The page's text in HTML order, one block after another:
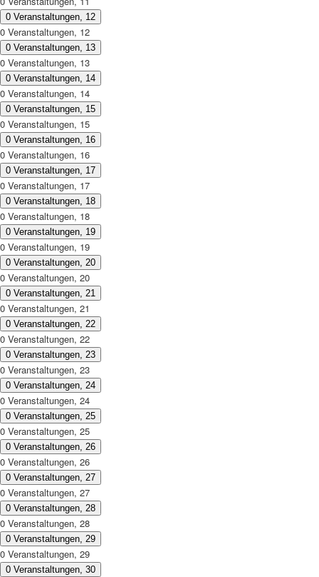
0 Veranstaltungen, 12
0 Veranstaltungen, 12
0 Veranstaltungen, 13
0 Veranstaltungen, 13
0 Veranstaltungen, 14
0 Veranstaltungen, 14
0 Veranstaltungen, 15
0 Veranstaltungen, 15
0 Veranstaltungen, 16
0 Veranstaltungen, 16
0 Veranstaltungen, 17
0 Veranstaltungen, 17
0 Veranstaltungen, 18
0 Veranstaltungen, 18
0 Veranstaltungen, 19
0 Veranstaltungen, 19
0 Veranstaltungen, 20
0 Veranstaltungen, 20
0 Veranstaltungen, 21
0 Veranstaltungen, 21
0 Veranstaltungen, 22
0 Veranstaltungen, 22
0 Veranstaltungen, 23
0 Veranstaltungen, 23
0 Veranstaltungen, 24
0 Veranstaltungen, 24
0 Veranstaltungen, 25
0 Veranstaltungen, 25
0 Veranstaltungen, 26
0 Veranstaltungen, 26
0 Veranstaltungen, 27
0 Veranstaltungen, 27
0 Veranstaltungen, 28
0 Veranstaltungen, 28
0 Veranstaltungen, 29
0 Veranstaltungen, 29
0 Veranstaltungen, 30